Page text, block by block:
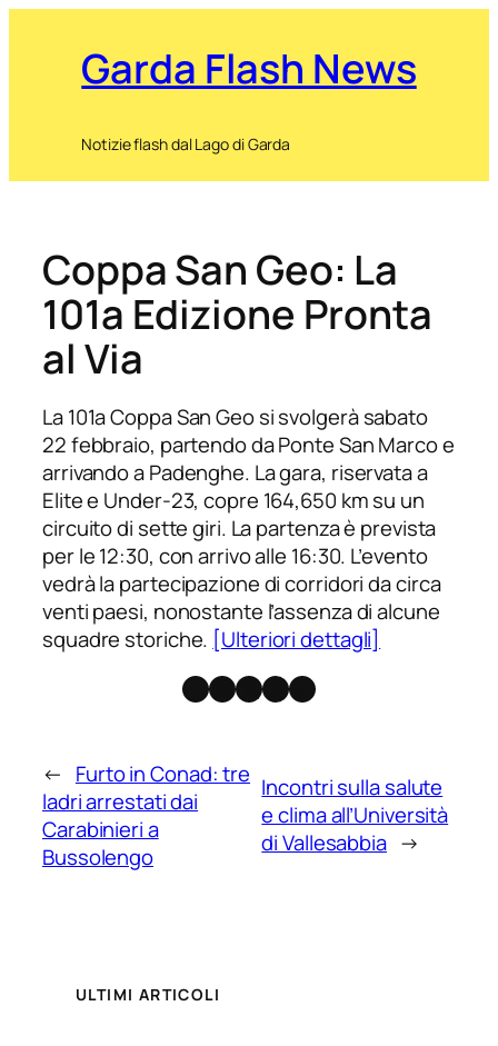
Garda Flash News
Notizie flash dal Lago di Garda
Coppa San Geo: La
101a Edizione Pronta
al Via
La 101a Coppa San Geo si svolgerà sabato
22 febbraio, partendo da Ponte San Marco e
arrivando a Padenghe. La gara, riservata a
Elite e Under-23, copre 164,650 km su un
circuito di sette giri. La partenza è prevista
per le 12:30, con arrivo alle 16:30. L’evento
vedrà la partecipazione di corridori da circa
venti paesi, nonostante l’assenza di alcune
squadre storiche. [Ulteriori dettagli]
Facebook
Instagram
X Threads
Telegram
← Furto in Conad: tre
ladri arrestati dai
Carabinieri a
Bussolengo
Incontri sulla salute
e clima all’Università
di Vallesabbia →
ULTIMI ARTICOLI